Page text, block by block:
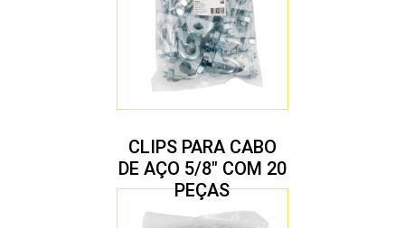
CLIPS PARA CABO
DE AÇO 5/8″ COM 20
PEÇAS